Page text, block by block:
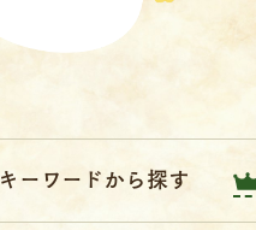
キーワードから探す